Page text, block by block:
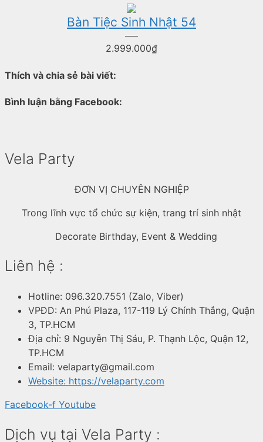
Bàn Tiệc Sinh Nhật 54
2.999.000₫
Thích và chia sẻ bài viết:
Bình luận bằng Facebook:
Vela Party
ĐƠN VỊ CHUYÊN NGHIỆP
Trong lĩnh vực tổ chức sự kiện, trang trí sinh nhật
Decorate Birthday, Event & Wedding
Liên hệ :
Hotline: 096.320.7551 (Zalo, Viber)
VPĐD: An Phú Plaza, 117-119 Lý Chính Thắng, Quận
3, TP.HCM
Địa chỉ: 9 Nguyễn Thị Sáu, P. Thạnh Lộc, Quận 12,
TP.HCM
Email: velaparty@gmail.com
Website: https://velaparty.com
Facebook-f Youtube
Dịch vụ tại Vela Party :